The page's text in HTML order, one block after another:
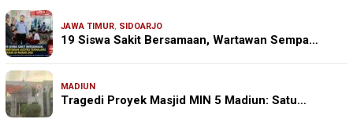
JAWA TIMUR, SIDOARJO
19 Siswa Sakit Bersamaan, Wartawan Sempa…
MADIUN
Tragedi Proyek Masjid MIN 5 Madiun: Satu…